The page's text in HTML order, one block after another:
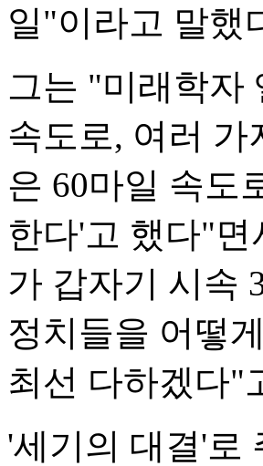
일"이라고 말했
그는 "미래학자
속도로, 여러 가
은 60마일 속도
한다'고 했다"
가 갑자기 시속
정치들을 어떻
최선 다하겠다"
'세기의 대결'로